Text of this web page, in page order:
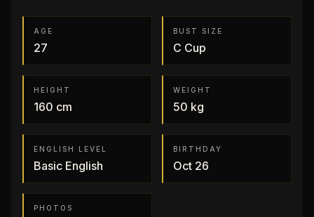
AGE
27
BUST SIZE
C Cup
HEIGHT
160 cm
WEIGHT
50 kg
ENGLISH LEVEL
Basic English
BIRTHDAY
Oct 26
PHOTOS